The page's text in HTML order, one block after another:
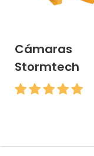
Cámaras
Stormtech